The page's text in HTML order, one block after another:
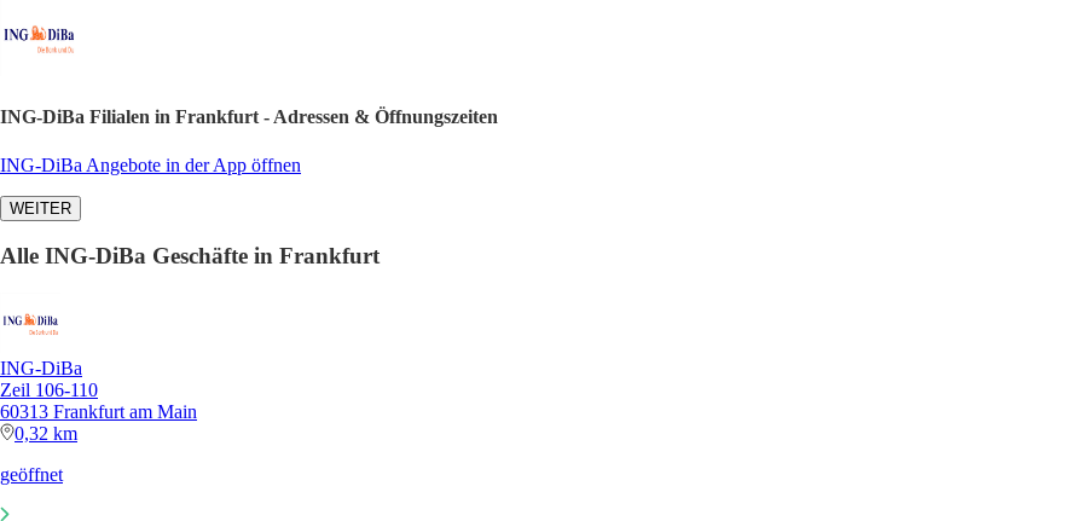
ING-DiBa Filialen in Frankfurt - Adressen & Öffnungszeiten
ING-DiBa Angebote in der App öffnen
WEITER
Alle ING-DiBa Geschäfte in Frankfurt
ING-DiBa
Zeil 106-110
60313 Frankfurt am Main
0,32 km
geöffnet